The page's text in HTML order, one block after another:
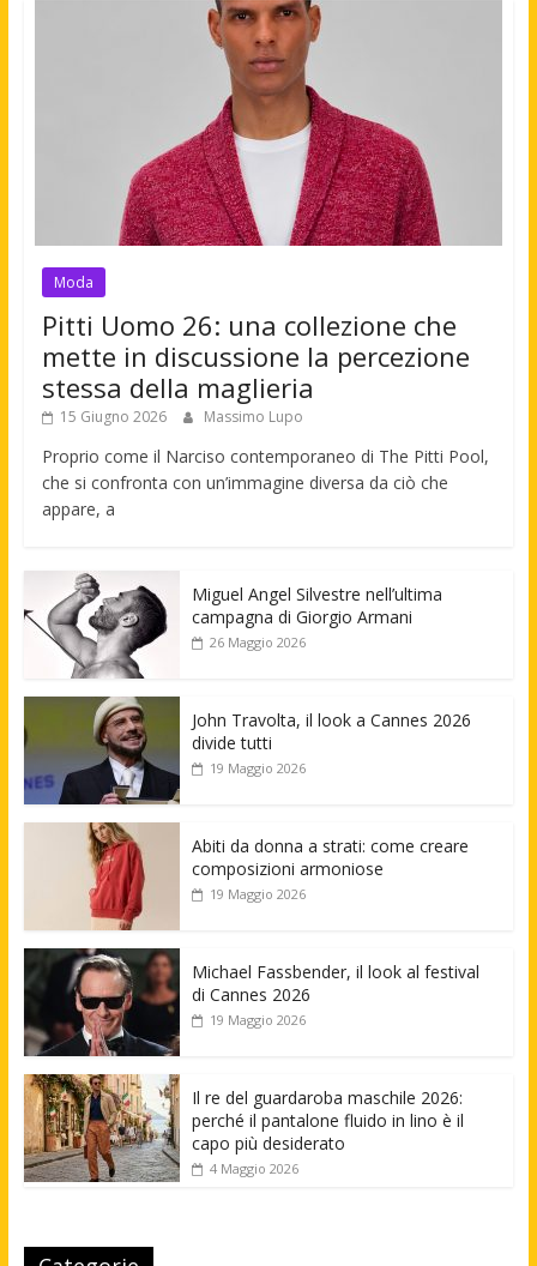
Moda
Pitti Uomo 26: una collezione che
mette in discussione la percezione
stessa della maglieria
15 Giugno 2026 Massimo Lupo
Proprio come il Narciso contemporaneo di The Pitti Pool,
che si confronta con un’immagine diversa da ciò che
appare, a
Miguel Angel Silvestre nell’ultima
campagna di Giorgio Armani
26 Maggio 2026
John Travolta, il look a Cannes 2026
divide tutti
19 Maggio 2026
Abiti da donna a strati: come creare
composizioni armoniose
19 Maggio 2026
Michael Fassbender, il look al festival
di Cannes 2026
19 Maggio 2026
Il re del guardaroba maschile 2026:
perché il pantalone fluido in lino è il
capo più desiderato
4 Maggio 2026